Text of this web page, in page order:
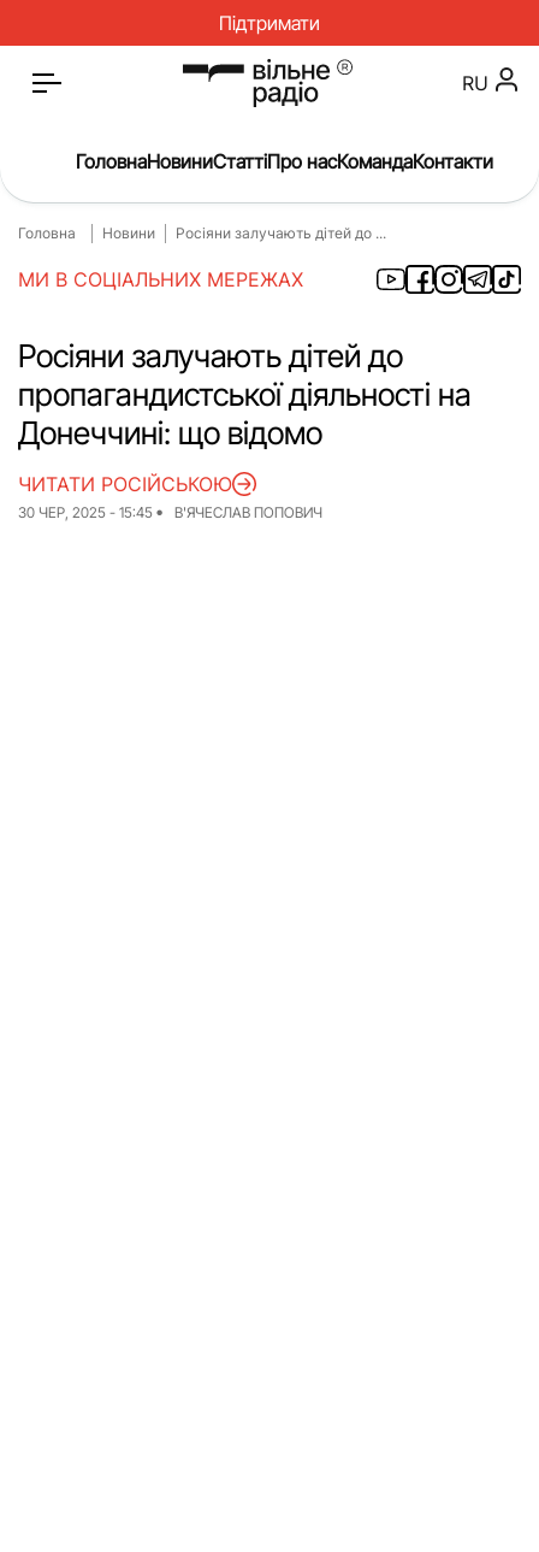
Підтримати
Головна
Окупація
Про нас
Війна
Гроші
Освіта
Інструкції
Медицина
ЖКГ
RU
ГоловнаНовиниСтаттіПро насКомандаКонтакти
Головна Новини Росіяни залучають дітей до ...
МИ В СОЦІАЛЬНИХ МЕРЕЖАХ
Росіяни залучають дітей до
пропагандистської діяльності на
Донеччині: що відомо
30 ЧЕР, 2025 - 15:45 В'ЯЧЕСЛАВ ПОПОВИЧ
ЧИТАТИ РОСІЙСЬКОЮ